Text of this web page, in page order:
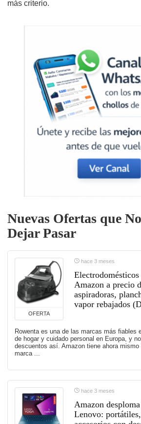
más criterio.
Nuevas Ofertas que
Dejar Pasar
OFERTA
hace 3 meses
Amazon a precio
aspiradoras,
vapor rebajados
Rowenta es una de las marcas más fiables
de hogar y cuidado personal en Europa, y
descuentos así. Amazon tiene ahora
marca ...
hace 3 meses
Amazon
Lenovo: